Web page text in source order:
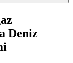
Deniz